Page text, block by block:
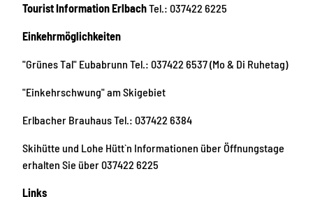
Tourist Information ErlbachTel.: 037422 6225
Einkehrmöglichkeiten
"Grünes Tal" Eubabrunn Tel.: 037422 6537 (Mo & Di Ruhetag)
"Einkehrschwung" am Skigebiet
Erlbacher Brauhaus Tel.: 037422 6384
Skihütte und Lohe Hütt`n Informationen über Öffnungstage
erhalten Sie über 037422 6225
Links